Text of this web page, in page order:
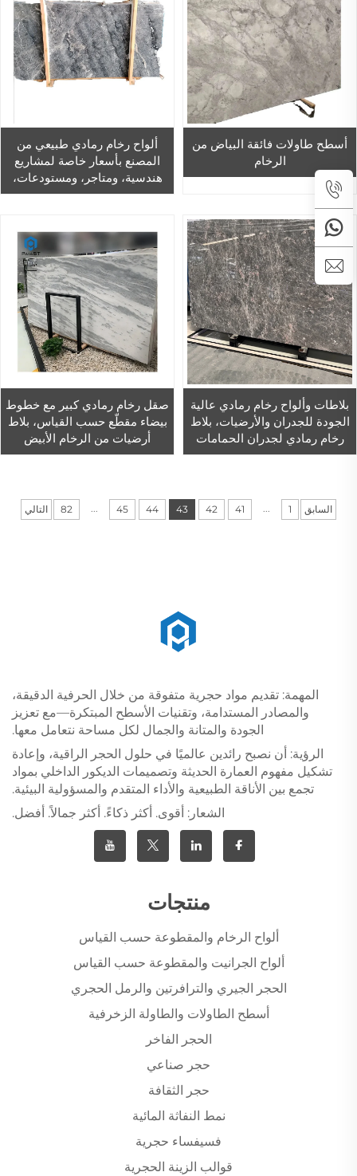
أسطح طاولات فائقة البياض من
الرخام
ألواح رخام رمادي طبيعي من
المصنع بأسعار خاصة لمشاريع
هندسية، ومتاجر، ومستودعات،
وورش عمل، وجدران
بلاطات وألواح رخام رمادي عالية
الجودة للجدران والأرضيات، بلاط
رخام رمادي لجدران الحمامات
صقل رخام رمادي كبير مع خطوط
بيضاء مقطّع حسب القياس، بلاط
أرضيات من الرخام الأبيض
السابق 1
...
41
42
43
44
45
...
82 التالي
المهمة: تقديم مواد حجرية متفوقة من خلال الحرفية الدقيقة،
والمصادر المستدامة، وتقنيات الأسطح المبتكرة—مع تعزيز
الجودة والمتانة والجمال لكل مساحة نتعامل معها.
الرؤية: أن نصبح رائدين عالميًا في حلول الحجر الراقية، وإعادة
تشكيل مفهوم العمارة الحديثة وتصميمات الديكور الداخلي بمواد
تجمع بين الأناقة الطبيعية والأداء المتقدم والمسؤولية البيئية.
الشعار: أقوى. أكثر ذكاءً. أكثر جمالاً. أفضل.
منتجات
ألواح الرخام والمقطوعة حسب القياس
ألواح الجرانيت والمقطوعة حسب القياس
الحجر الجيري والترافرتين والرمل الحجري
أسطح الطاولات والطاولة الزخرفية
الحجر الفاخر
حجر صناعي
حجر الثقافة
نمط النفاثة المائية
فسيفساء حجرية
قوالب الزينة الحجرية